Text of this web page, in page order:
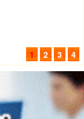
1 2 3 4